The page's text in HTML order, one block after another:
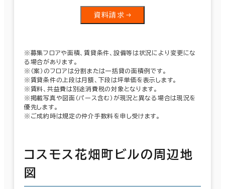
資料請求
※募集フロアや面積、賃貸条件、設備等は状況により変更にな
る場合があります。
※（案）のフロアは分割または一括貸の面積例です。
※賃貸条件の上段は月額、下段は坪単価を表示します。
※賃料、共益費は別途消費税の対象となります。
※掲載写真や図面（パース含む）が現況と異なる場合は現況を
優先します。
※ご成約時は規定の仲介手数料を申し受けます。
コスモス花畑町ビルの周辺地
図